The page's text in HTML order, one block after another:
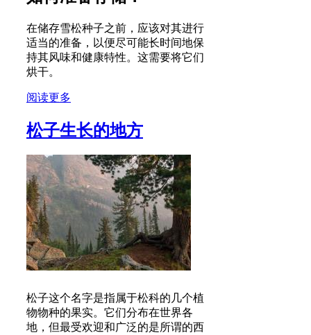
在储存雪松种子之前，应该对其进行
适当的准备，以便尽可能长时间地保
持其风味和健康特性。这需要将它们
烘干。
阅读更多
松子生长的地方
松子这个名字是指属于松科的几个植
物物种的果实。它们分布在世界各
地，但最受欢迎和广泛的是所谓的西